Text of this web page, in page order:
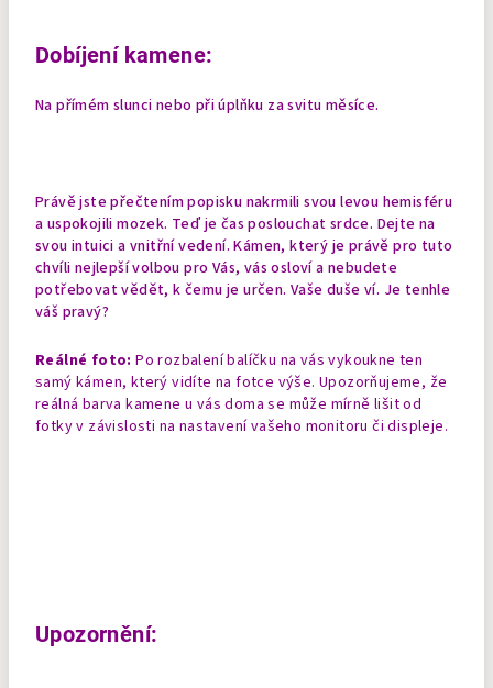
Dobíjení kamene:
Na přímém slunci nebo při úplňku za svitu měsíce.
Právě jste přečtením popisku nakrmili svou levou hemisféru
a uspokojili mozek. Teď je čas poslouchat srdce. Dejte na
svou intuici a vnitřní vedení. Kámen, který je právě pro tuto
chvíli nejlepší volbou pro Vás, vás osloví a nebudete
potřebovat vědět, k čemu je určen. Vaše duše ví. Je tenhle
váš pravý?
Reálné foto: Po rozbalení balíčku na vás vykoukne ten
samý kámen, který vidíte na fotce výše. Upozorňujeme, že
reálná barva kamene u vás doma se může mírně lišit od
fotky v závislosti na nastavení vašeho monitoru či displeje.
Upozornění: